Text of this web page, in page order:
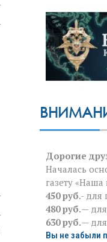
Дорогие
Началась
газету «Наша
450 руб.- для
480 руб.—
630 руб.—
Вы не забыли